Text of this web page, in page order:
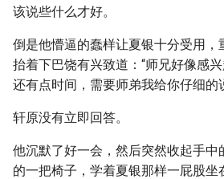
该说些什么才好。
倒是他懵逼的蠢样让夏银十分受用，
抬着下巴饶有兴致道：“师兄好像感
还有点时间，需要师弟我给你仔细的
轩原没有立即回答。
他沉默了好一会，然后突然收起手中
的一把椅子，学着夏银那样一屁股坐